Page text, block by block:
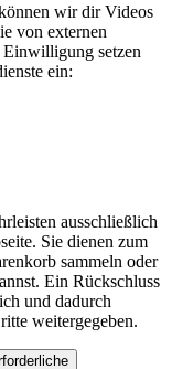
wir dir Videos
von externen
setzen
ein:
ausschließlich
Sie dienen zum
sammeln oder
Ein Rückschluss
und dadurch
weitergegeben.